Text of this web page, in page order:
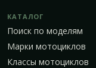
КАТАЛОГ
Поиск по моделям
Марки мотоциклов
Классы мотоциклов